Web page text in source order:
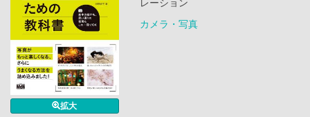
拡大
レーション
カメラ・写真